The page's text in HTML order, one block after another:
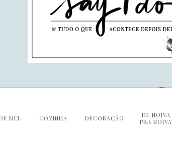
MEL COZINHA DECORAÇÃO
DE NOIVA
PRA NOIVA